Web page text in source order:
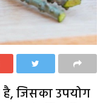
जिसका उपयोग